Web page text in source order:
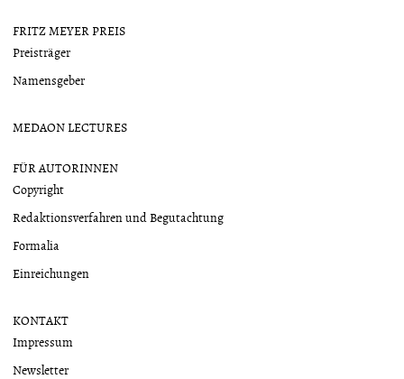
FRITZ MEYER PREIS
Preisträger
Namensgeber
MEDAON LECTURES
FÜR AUTORINNEN
Copyright
Redaktionsverfahren und Begutachtung
Formalia
Einreichungen
KONTAKT
Impressum
Newsletter